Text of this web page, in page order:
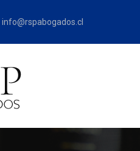
info@rspabogados.cl